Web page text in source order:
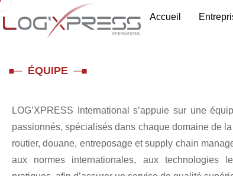
Accueil
ÉQUIPE
LOG’XPRESS International s’appuie sur une
passionnés, spécialisés dans chaque domaine de
routier, douane, entreposage et supply chain
aux normes internationales, aux technologies